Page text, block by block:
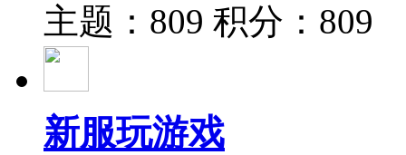
主题：809 积分：809
新服玩游戏